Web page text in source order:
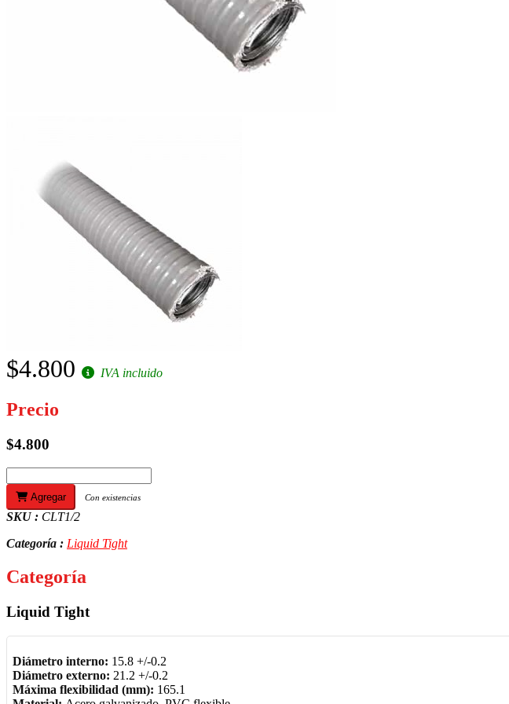
$4.800 IVA incluido
Precio
$4.800
Agregar Con existencias
SKU : CLT1/2
Categoría : Liquid Tight
Categoría
Liquid Tight
Diámetro interno: 15.8 +/-0.2
Diámetro externo: 21.2 +/-0.2
Máxima flexibilidad (mm): 165.1